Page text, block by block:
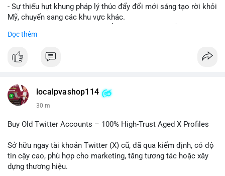
- Sự thiếu hụt khung pháp lý thúc đẩy đổi mới sáng tạo rời khỏi
Mỹ, chuyển sang các khu vực khác.
trường khi Mỹ còn đang lúng túng về luật pháp.
#binancesquare #blockchain
#vlikevn #titanbot
📰 Nguồn: Cointelegraph
Đọc thêm
localpvashop114
30 m
Buy Old Twitter Accounts – 100% High-Trust Aged X Profiles
Sở hữu ngay tài khoản Twitter (X) cũ, đã qua kiểm định, có độ
tin cậy cao, phù hợp cho marketing, tăng tương tác hoặc xây
dựng thương hiệu.